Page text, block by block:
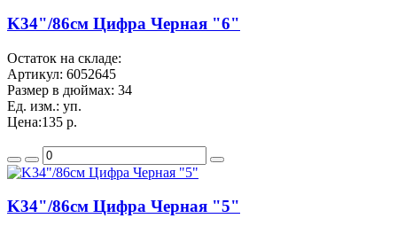
K34"/86см Цифра Черная "6"
Остаток на складе:
Артикул: 6052645
Размер в дюймах: 34
Ед. изм.: уп.
Цена:135 р.
K34"/86см Цифра Черная "5"